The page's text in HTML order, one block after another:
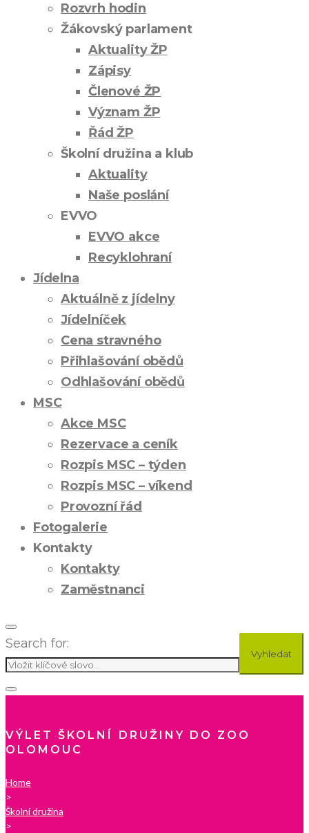
Rozvrh hodin
Žákovský parlament
Aktuality ŽP
Zápisy
Členové ŽP
Význam ŽP
Řád ŽP
Školní družina a klub
Aktuality
Naše poslání
EVVO
EVVO akce
Recyklohraní
Jídelna
Aktuálně z jídelny
Jídelníček
Cena stravného
Přihlašování obědů
Odhlašování obědů
MSC
Akce MSC
Rezervace a ceník
Rozpis MSC – týden
Rozpis MSC – víkend
Provozní řád
Fotogalerie
Kontakty
Kontakty
Zaměstnanci
Search for:
Vyhledat
VÝLET ŠKOLNÍ DRUŽINY DO ZOO
OLOMOUC
Home
>
Školní družina
>